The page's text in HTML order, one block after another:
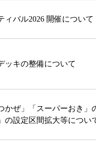
ィバル2026 開催について
ッキの整備について
かぜ」「スーパーおき」
の設定区間拡大等につい